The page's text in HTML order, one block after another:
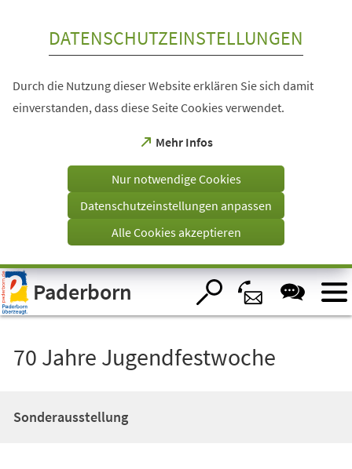
Visuelle
Assistenzsoftware
öffnen.
DATENSCHUTZEINSTELLUNGEN
Durch die Nutzung dieser Website erklären Sie sich damit
einverstanden, dass diese Seite Cookies verwendet.
Mehr Infos
(Öffnet
einem
Tab)
Nur notwendige Cookies
Datenschutzeinstellungen anpassen
Alle Cookies akzeptieren
Paderborn
70 Jahre Jugendfestwoche
Sonderausstellung